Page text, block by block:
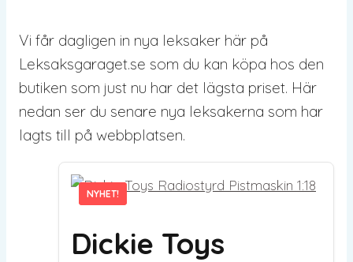
Vi får dagligen in nya leksaker här på
Leksaksgaraget.se som du kan köpa hos den
butiken som just nu har det lägsta priset. Här
nedan ser du senare nya leksakerna som har
lagts till på webbplatsen.
NYHET!
NYHET!
Dickie Toys